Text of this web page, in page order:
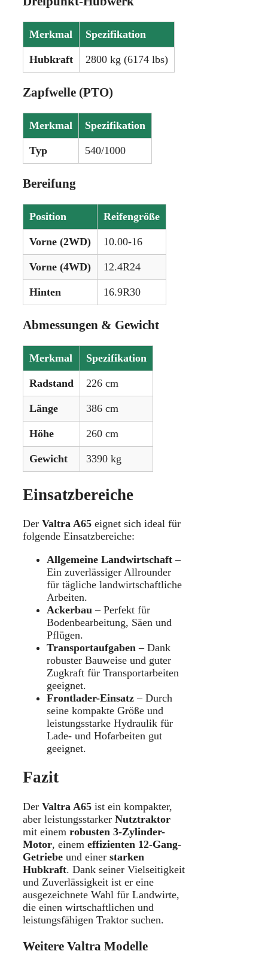
Merkmal Spezifikation
Hubkraft 2800 kg (6174 lbs)
Zapfwelle (PTO)
Merkmal Spezifikation
Typ 540/1000
Bereifung
Position Reifengröße
Vorne (2WD) 10.00-16
Vorne (4WD) 12.4R24
Hinten 16.9R30
Abmessungen & Gewicht
Merkmal Spezifikation
Radstand 226 cm
Länge 386 cm
Höhe 260 cm
Gewicht 3390 kg
Einsatzbereiche
Der Valtra A65 eignet sich ideal für
folgende Einsatzbereiche:
Allgemeine Landwirtschaft –
Ein zuverlässiger Allrounder
für tägliche landwirtschaftliche
Arbeiten.
Ackerbau – Perfekt für
Bodenbearbeitung, Säen und
Pflügen.
Transportaufgaben – Dank
robuster Bauweise und guter
Zugkraft für Transportarbeiten
geeignet.
Frontlader-Einsatz – Durch
seine kompakte Größe und
leistungsstarke Hydraulik für
Lade- und Hofarbeiten gut
geeignet.
Fazit
Der Valtra A65 ist ein kompakter,
aber leistungsstarker Nutztraktor
mit einem robusten 3-Zylinder-
Motor, einem effizienten 12-Gang-
Getriebe und einer starken
Hubkraft. Dank seiner Vielseitigkeit
und Zuverlässigkeit ist er eine
ausgezeichnete Wahl für Landwirte,
die einen wirtschaftlichen und
leistungsfähigen Traktor suchen.
Weitere Valtra Modelle